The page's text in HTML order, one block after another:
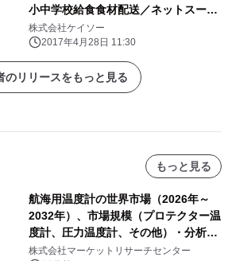
小中学校給食食材配送／ネットスーパ
ー配送で実施
株式会社ケイソー
2017年4月28日 11:30
のリリースをもっと見る
もっと見る
航海用温度計の世界市場（2026年～
2032年）、市場規模（プロテクター温
度計、圧力温度計、その他）・分析レ
ポートを発表
株式会社マーケットリサーチセンター